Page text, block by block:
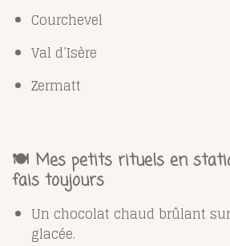
Courchevel
Val d’Isère
Zermatt
🍽️ Mes petits rituels en
fais toujours
Un chocolat chaud brûlant
glacée.